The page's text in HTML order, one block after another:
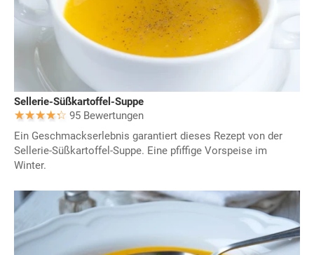
Sellerie-Süßkartoffel-Suppe
95 Bewertungen
Ein Geschmackserlebnis garantiert dieses Rezept von der
Sellerie-Süßkartoffel-Suppe. Eine pfiffige Vorspeise im
Winter.